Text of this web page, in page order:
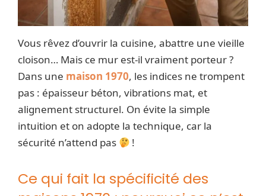
Vous rêvez d’ouvrir la cuisine, abattre une vieille
cloison… Mais ce mur est-il vraiment porteur ?
Dans une maison 1970, les indices ne trompent
pas : épaisseur béton, vibrations mat, et
alignement structurel. On évite la simple
intuition et on adopte la technique, car la
sécurité n’attend pas
!
Ce qui fait la spécificité des